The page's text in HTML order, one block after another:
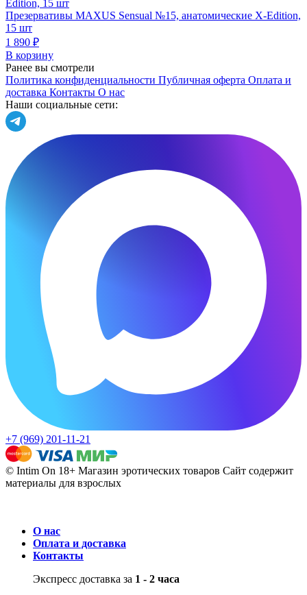
Презервативы MAXUS Sensual №15, анатомические X-Edition,
15 шт
1 890 ₽
В корзину
Ранее вы смотрели
Политика конфиденциальности Публичная оферта Оплата и
доставка Контакты О нас
Наши социальные сети:
+7 (969) 201-11-21
© Intim On 18+ Магазин эротических товаров Сайт содержит
материалы для взрослых
О нас
Оплата и доставка
Контакты
Экспресс доставка за 1 - 2 часа